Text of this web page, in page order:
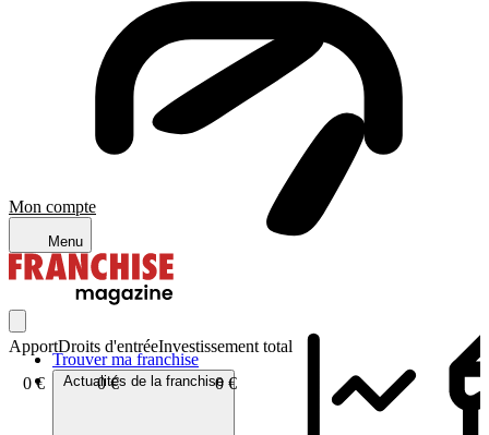
Mon compte
Menu
Trouver ma franchise
Actualités de la franchise
Apport
0 €
Droits d'entrée
0 €
Investissement total
0 €